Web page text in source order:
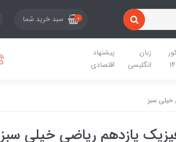
0 سبد خرید شما
زبان
انگلیسی
پیشنهاد
اقتصادی
خیلی سبز
یازدهم ریاضی خیلی سبز